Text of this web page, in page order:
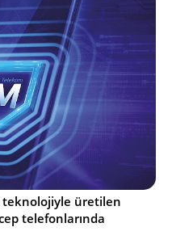
teknolojiyle üretilen
telefonlarında